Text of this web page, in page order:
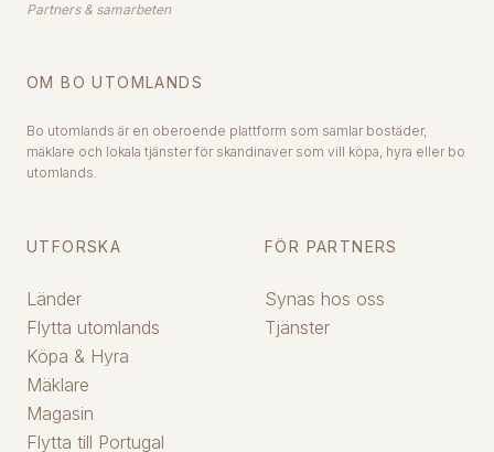
Partners & samarbeten
OM BO UTOMLANDS
Bo utomlands är en oberoende plattform som samlar bostäder,
mäklare och lokala tjänster för skandinaver som vill köpa, hyra eller bo
utomlands.
UTFORSKA
Länder
Flytta utomlands
Köpa & Hyra
Mäklare
Magasin
Flytta till Portugal
FÖR PARTNERS
Synas hos oss
Tjänster